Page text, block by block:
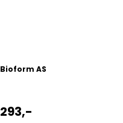
Bioform AS
293,-